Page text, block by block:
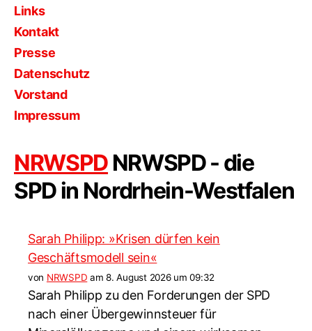
Links
Kontakt
Presse
Datenschutz
Vorstand
Impressum
NRWSPD NRWSPD - die
SPD in Nordrhein-Westfalen
Sarah Philipp: »Krisen dürfen kein
Geschäftsmodell sein«
von NRWSPD am 8. August 2026 um 09:32
Sarah Philipp zu den Forderungen der SPD
nach einer Übergewinnsteuer für